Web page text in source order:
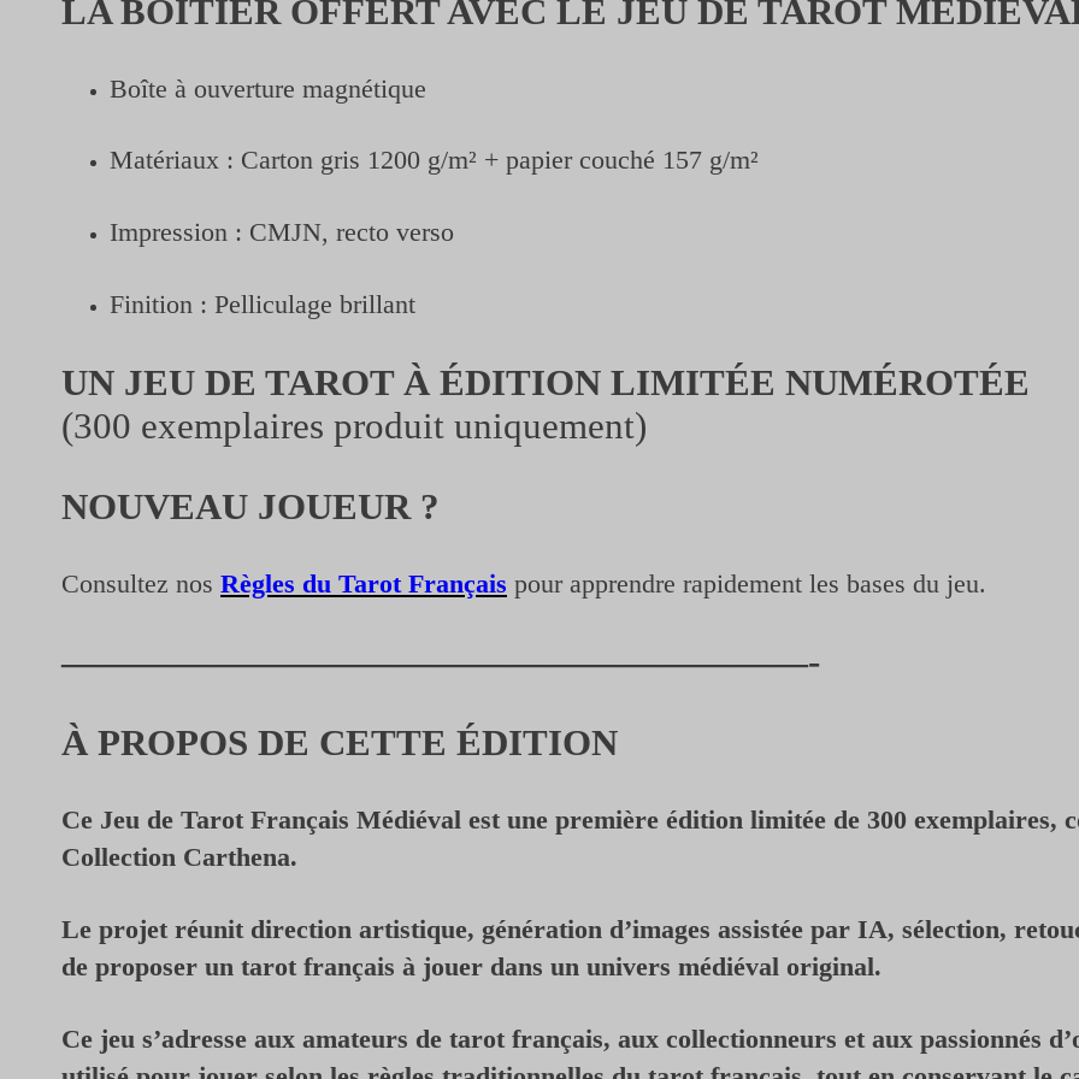
LA BOÎTIER OFFERT AVEC LE JEU DE TAROT
Boîte à ouverture magnétique
Matériaux : Carton gris 1200 g/m² + papier couché 157 g/m²
Impression : CMJN, recto verso
Finition : Pelliculage brillant
UN JEU DE TAROT À ÉDITION LIMITÉE NUMÉROTÉE
(300 exemplaires produit uniquement)
NOUVEAU JOUEUR ?
Consultez nos Règles du Tarot Français pour apprendre rapidement les bases du jeu.
————————————————————-
À PROPOS DE CETTE ÉDITION
Ce Jeu de Tarot Français Médiéval est une première édition limitée de 300 exemplaires,
Collection Carthena.
Le projet réunit direction artistique, génération d’images assistée par IA, sélection,
de proposer un tarot français à jouer dans un univers médiéval original.
Ce jeu s’adresse aux amateurs de tarot français, aux collectionneurs et aux passionnés